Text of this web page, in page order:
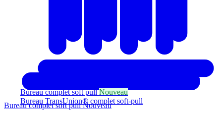
Bureau complet soft pullNouveau
Bureau TransUnion® complet soft-pull
Bureau complet soft pullNouveau